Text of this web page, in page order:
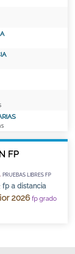
FP
PRUEBAS LIBRES FP
fp a distancia
2026 fp grado